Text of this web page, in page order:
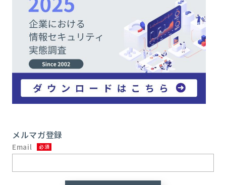
メルマガ登録
Email